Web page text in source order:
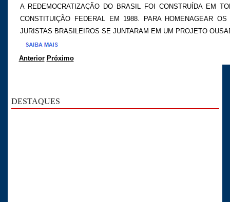
A REDEMOCRATIZAÇÃO DO BRASIL FOI CONSTRUÍDA EM
CONSTITUIÇÃO FEDERAL EM 1988. PARA HOMENAGEAR
JURISTAS BRASILEIROS SE JUNTARAM EM UM PROJETO
Anterior Próximo
DESTAQUES